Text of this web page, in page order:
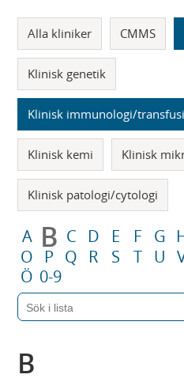
Alla kliniker CMMS
Klinisk genetik
Klinisk immunologi/
Klinisk kemi Klinisk
Klinisk patologi/cytologi
A B C D E F G
O
P Q R S T U
Ö 0-9
B